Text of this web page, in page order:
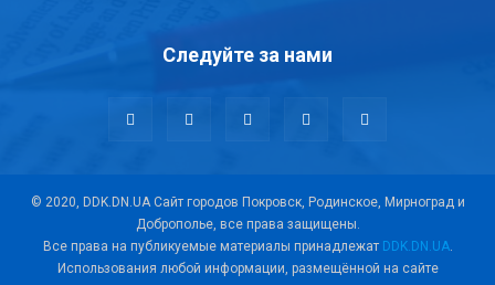
Следуйте за нами
© 2020, DDK.DN.UA Сайт городов Покровск, Родинское, Мирноград и
Доброполье, все права защищены.
Все права на публикуемые материалы принадлежат DDK.DN.UA.
Использования любой информации, размещённой на сайте